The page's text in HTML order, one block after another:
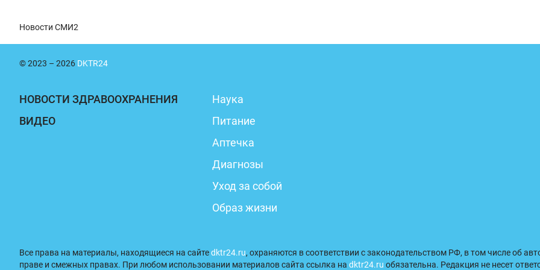
Новости СМИ2
© 2023 – 2026 DKTR24
НОВОСТИ ЗДРАВООХРАНЕНИЯ
ВИДЕО
Наука
Питание
Аптечка
Диагнозы
Уход за собой
Образ жизни
Все права на материалы, находящиеся на сайтеdktr24.ru, охраняются в соответствии с законодательством РФ, в том числе об
праве и смежных правах. При любом использовании материалов сайта ссылка на dktr24.ru обязательна. Редакция не несет